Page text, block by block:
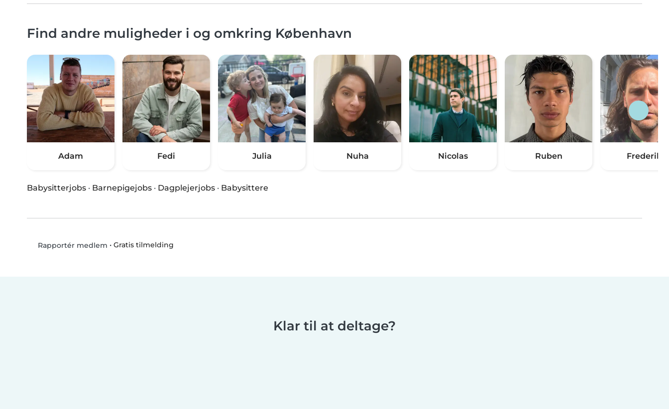
Find andre muligheder i og omkring København
Adam Fedi Julia Nuha Nicolas Ruben Frederik
Babysitterjobs · Barnepigejobs · Dagplejerjobs · Babysittere
Rapportér medlem • Gratis tilmelding
Klar til at deltage?